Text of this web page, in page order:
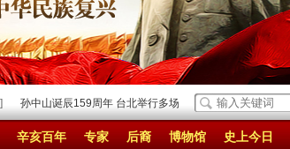
孙中山诞辰159周年 台北举行多场纪念活动 [2025/11/13]
辛亥百年 专家 后裔 博物馆 史上今日